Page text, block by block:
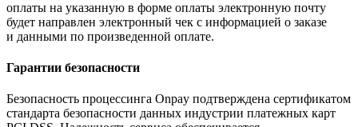
оплаты на указанную в форме оплаты электронную почту
будет направлен электронный чек с информацией о заказе
и данными по произведенной оплате.
Гарантии безопасности
Безопасность процессинга Onpay подтверждена сертификатом
стандарта безопасности данных индустрии платежных карт